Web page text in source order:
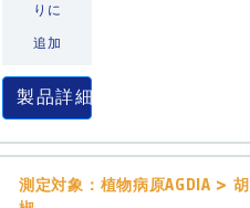
りに
追加
製品詳細
測定対象：植物病原AGDIA > 胡